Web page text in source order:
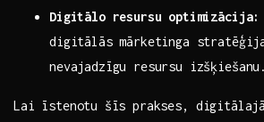
Digitālo​ resursu optimizācija:
digitālās mārketinga
nevajadzīgu resursu izšķiešanu.
Lai ‍īstenotu ⁢šīs prakses,